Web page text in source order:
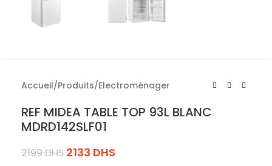
Accueil/Produits/Electroménager
REF MIDEA TABLE TOP 93L BLANC
MDRD142SLF01
2199DHS 2133 DHS